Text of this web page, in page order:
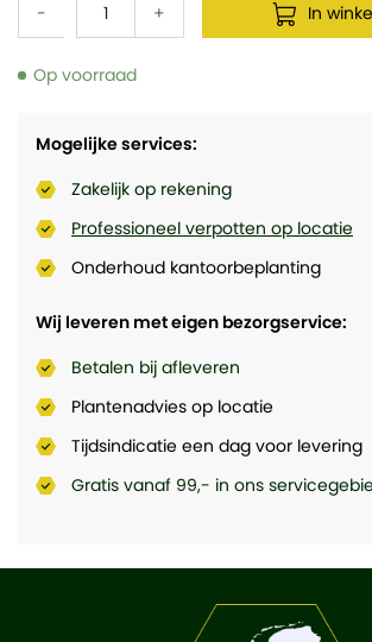
Mogelijke services:
Zakelijk op rekening
Professioneel verpotten op locatie
Onderhoud kantoorbeplanting
Wij leveren met eigen bezorgservice:
Betalen bij afleveren
Plantenadvies op locatie
Tijdsindicatie een dag voor levering
Gratis vanaf 99,- in ons
- + In
Op voorraad